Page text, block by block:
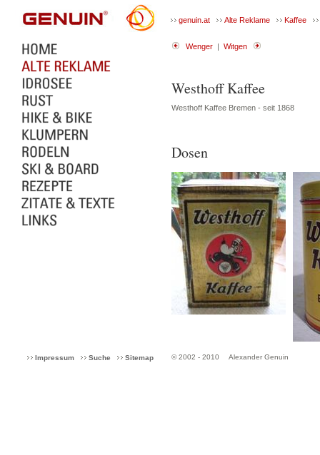
genuin.at Alte Reklame Kaffee
Wenger | Witgen
Westhoff Kaffee
Westhoff Kaffee Bremen - seit 1868
Dosen
Impressum Suche Sitemap © 2002 - 2010 Alexander Genuin